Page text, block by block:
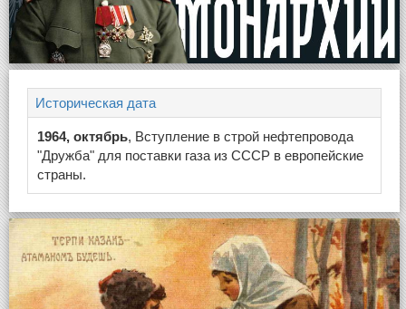
Историческая дата
1964, октябрь, Вступление в строй нефтепровода
"Дружба" для поставки газа из СССР в европейские
страны.